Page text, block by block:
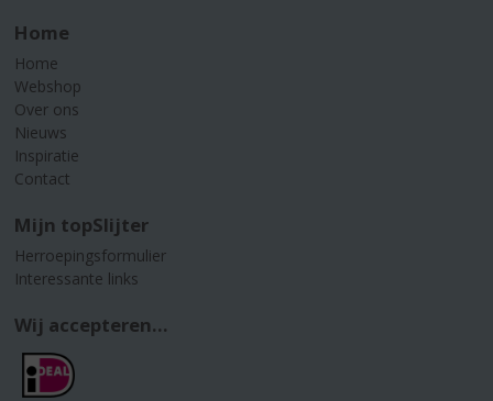
Home
Home
Webshop
Over ons
Nieuws
Inspiratie
Contact
Mijn topSlijter
Herroepingsformulier
Interessante links
Wij accepteren...